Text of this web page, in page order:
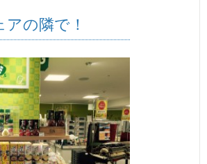
の隣で！